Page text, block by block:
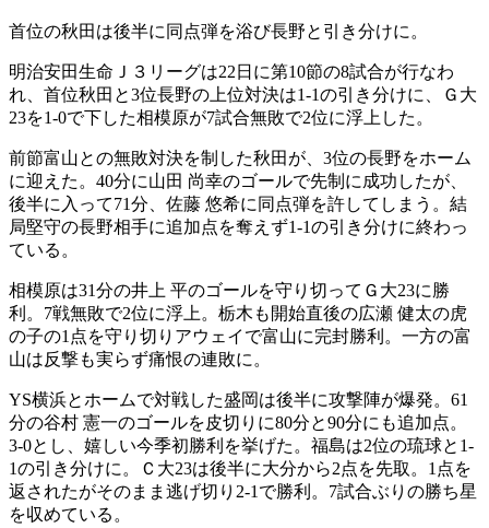
首位の秋田は後半に同点弾を浴び長野と引き分けに。
明治安田生命Ｊ３リーグは22日に第10節の8試合が行なわ
れ、首位秋田と3位長野の上位対決は1-1の引き分けに、Ｇ大
23を1-0で下した相模原が7試合無敗で2位に浮上した。
前節富山との無敗対決を制した秋田が、3位の長野をホーム
に迎えた。40分に山田 尚幸のゴールで先制に成功したが、
後半に入って71分、佐藤 悠希に同点弾を許してしまう。結
局堅守の長野相手に追加点を奪えず1-1の引き分けに終わっ
ている。
相模原は31分の井上 平のゴールを守り切ってＧ大23に勝
利。7戦無敗で2位に浮上。栃木も開始直後の広瀬 健太の虎
の子の1点を守り切りアウェイで富山に完封勝利。一方の富
山は反撃も実らず痛恨の連敗に。
YS横浜とホームで対戦した盛岡は後半に攻撃陣が爆発。61
分の谷村 憲一のゴールを皮切りに80分と90分にも追加点。
3-0とし、嬉しい今季初勝利を挙げた。福島は2位の琉球と1-
1の引き分けに。Ｃ大23は後半に大分から2点を先取。1点を
返されたがそのまま逃げ切り2-1で勝利。7試合ぶりの勝ち星
を収めている。